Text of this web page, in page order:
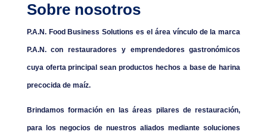
Sobre nosotros
P.A.N. Food Business Solutions es el área vínculo de la marca
P.A.N. con restauradores y emprendedores gastronómicos
cuya oferta principal sean productos hechos a base de harina
precocida de maíz.
Brindamos formación en las áreas pilares de restauración,
para los negocios de nuestros aliados mediante soluciones